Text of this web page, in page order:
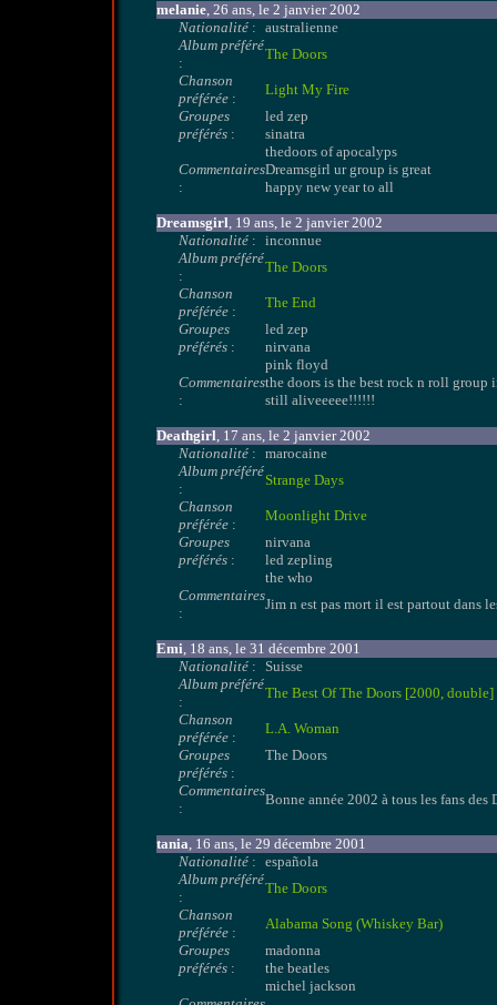
melanie, 26 ans, le 2 janvier 2002
Nationalité : australienne
Album préféré
:
The Doors
Chanson
préférée :
Light My Fire
Groupes
préférés :
led zep
sinatra
thedoors of apocalyps
Commentaires
:
Dreamsgirl ur group is great
happy new year to all
Dreamsgirl, 19 ans, le 2 janvier 2002
Nationalité : inconnue
Album préféré
:
The Doors
Chanson
préférée :
The End
Groupes
préférés :
led zep
nirvana
pink floyd
Commentaires
:
the doors is the best rock n roll group
still aliveeeee!!!!!!
Deathgirl, 17 ans, le 2 janvier 2002
Nationalité : marocaine
Album préféré
:
Strange Days
Chanson
préférée :
Moonlight Drive
Groupes
préférés :
nirvana
led zepling
the who
Commentaires
:
Jim n est pas mort il est partout dans
Emi, 18 ans, le 31 décembre 2001
Nationalité : Suisse
Album préféré
:
The Best Of The Doors [2000, double]
Chanson
préférée :
L.A. Woman
Groupes
préférés :
The Doors
Commentaires
:
Bonne année 2002 à tous les fans
tania, 16 ans, le 29 décembre 2001
Nationalité : española
Album préféré
:
The Doors
Chanson
préférée :
Alabama Song (Whiskey Bar)
Groupes
préférés :
madonna
the beatles
michel jackson